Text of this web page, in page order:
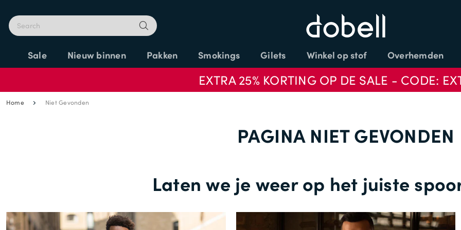
Sale Nieuw binnen Pakken Smokings Gilets Winkel op stof Overhemden
EXTRA 25% KORTING OP DE SALE - CODE:
Home Niet Gevonden
PAGINA NIET GEVONDEN
Laten we je weer op het juiste